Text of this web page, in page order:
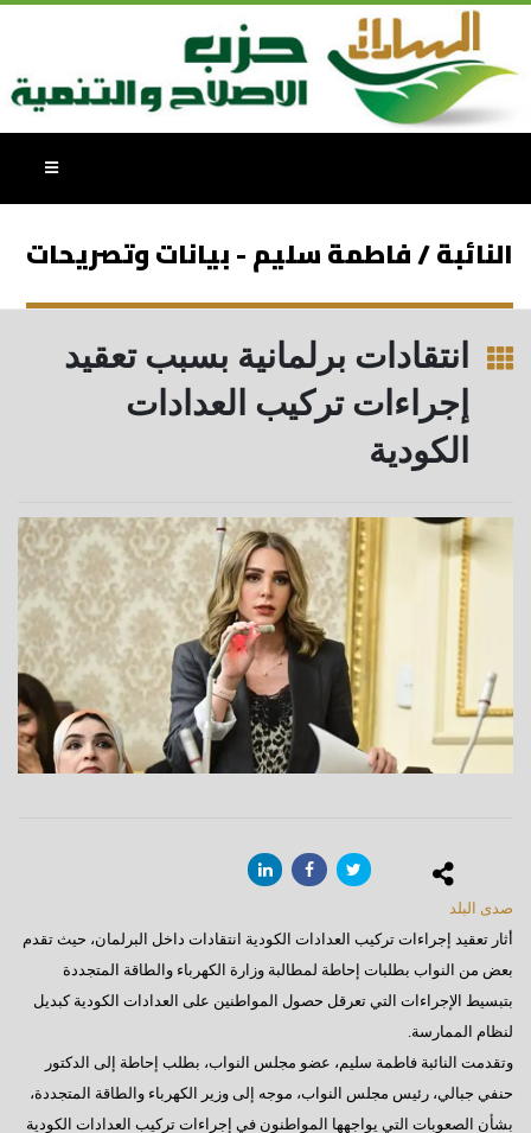
النائبة / فاطمة سليم - بيانات وتصريحات
انتقادات برلمانية بسبب تعقيد
إجراءات تركيب العدادات
الكودية
صدى البلد
أثار تعقيد إجراءات تركيب العدادات الكودية انتقادات داخل البرلمان، حيث تقدم
بعض من النواب بطلبات إحاطة لمطالبة وزارة الكهرباء والطاقة المتجددة
بتبسيط الإجراءات التي تعرقل حصول المواطنين على العدادات الكودية كبديل
لنظام الممارسة.
وتقدمت النائبة فاطمة سليم، عضو مجلس النواب، بطلب إحاطة إلى الدكتور
حنفي جبالي، رئيس مجلس النواب، موجه إلى وزير الكهرباء والطاقة المتجددة،
بشأن الصعوبات التي يواجهها المواطنون في إجراءات تركيب العدادات الكودية